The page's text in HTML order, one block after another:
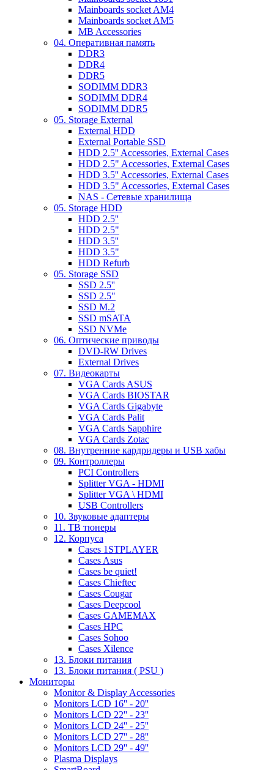
Mainboards socket AM4
Mainboards socket AM5
MB Accessories
04. Оперативная память
DDR3
DDR4
DDR5
SODIMM DDR3
SODIMM DDR4
SODIMM DDR5
05. Storage External
External HDD
External Portable SSD
HDD 2.5'' Accessories, External Cases
HDD 2.5" Accessories, External Cases
HDD 3.5'' Accessories, External Cases
HDD 3.5" Accessories, External Cases
NAS - Сетевые хранилища
05. Storage HDD
HDD 2.5''
HDD 2.5"
HDD 3.5''
HDD 3.5"
HDD Refurb
05. Storage SSD
SSD 2.5''
SSD 2.5"
SSD M.2
SSD mSATA
SSD NVMe
06. Оптические приводы
DVD-RW Drives
External Drives
07. Видеокарты
VGA Cards ASUS
VGA Cards BIOSTAR
VGA Cards Gigabyte
VGA Cards Palit
VGA Cards Sapphire
VGA Cards Zotac
08. Внутренние кардридеры и USB хабы
09. Контроллеры
PCI Controllers
Splitter VGA - HDMI
Splitter VGA \ HDMI
USB Controllers
10. Звуковые адаптеры
11. ТВ тюнеры
12. Корпуса
Cases 1STPLAYER
Cases Asus
Cases be quiet!
Cases Chieftec
Cases Cougar
Cases Deepcool
Cases GAMEMAX
Cases HPC
Cases Sohoo
Cases Xilence
13. Блоки питания
13. Блоки питания ( PSU )
Мониторы
Monitor & Display Accessories
Monitors LCD 16'' - 20''
Monitors LCD 22'' - 23''
Monitors LCD 24'' - 25''
Monitors LCD 27'' - 28''
Monitors LCD 29'' - 49''
Plasma Displays